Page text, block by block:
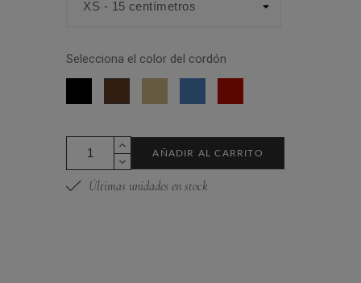
Selecciona el color del cordón
Negro Beige Azul Rojo
AÑADIR AL CARRITO
Últimas unidades en stock